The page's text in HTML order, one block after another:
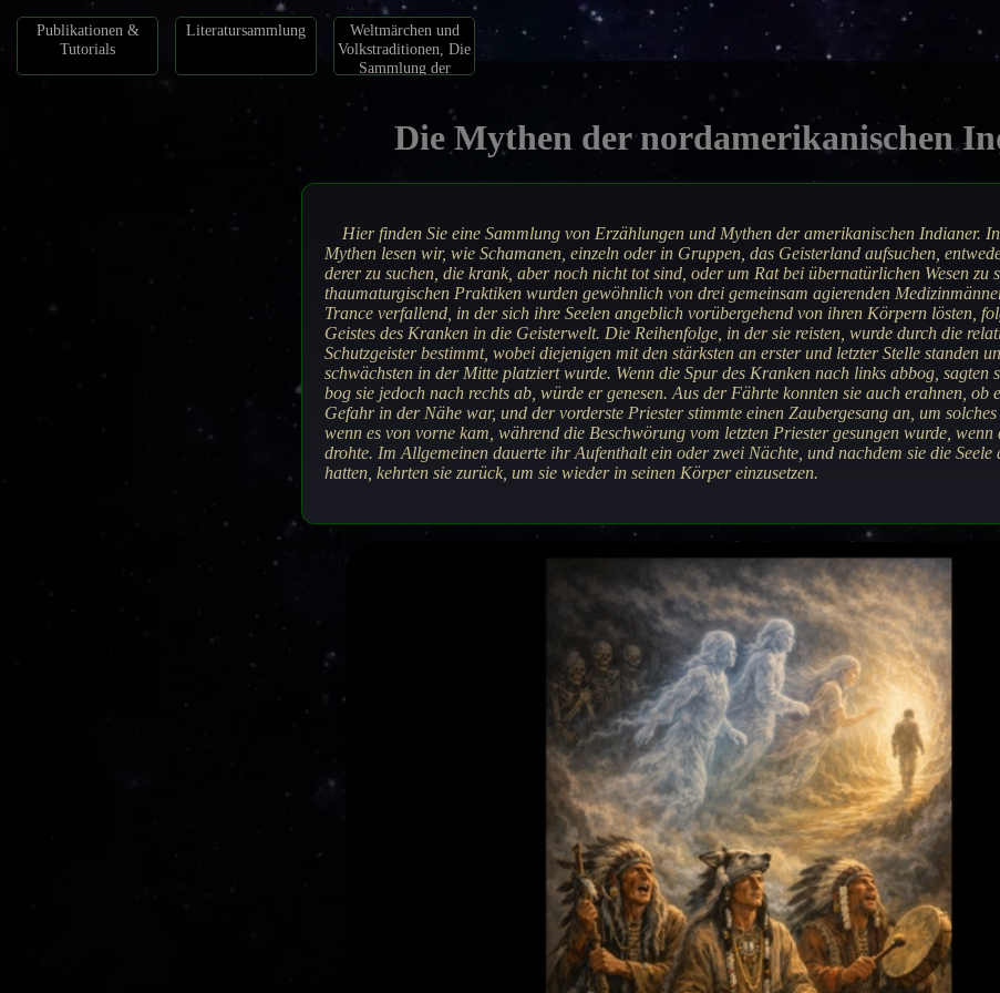
Publikationen &
Tutorials
Literatursammlung
Weltmärchen und
Volkstraditionen, Die
Sammlung der
Die Mythen der nordamerikanischen
Hier finden Sie eine Sammlung von Erzählungen und Mythen der amerikanischen Indianer.
Mythen lesen wir, wie Schamanen, einzeln oder in Gruppen, das Geisterland aufsuchen,
derer zu suchen, die krank, aber noch nicht tot sind, oder um Rat bei übernatürlichen Wesen zu
thaumaturgischen Praktiken wurden gewöhnlich von drei gemeinsam agierenden
Trance verfallend, in der sich ihre Seelen angeblich vorübergehend von ihren Körpern lösten,
Geistes des Kranken in die Geisterwelt. Die Reihenfolge, in der sie reisten, wurde durch die
Schutzgeister bestimmt, wobei diejenigen mit den stärksten an erster und letzter Stelle standen
schwächsten in der Mitte platziert wurde. Wenn die Spur des Kranken nach links abbog, sagten
bog sie jedoch nach rechts ab, würde er genesen. Aus der Fährte konnten sie auch erahnen, ob
Gefahr in der Nähe war, und der vorderste Priester stimmte einen Zaubergesang an, um
wenn es von vorne kam, während die Beschwörung vom letzten Priester gesungen wurde,
drohte. Im Allgemeinen dauerte ihr Aufenthalt ein oder zwei Nächte, und nachdem sie die Seele
hatten, kehrten sie zurück, um sie wieder in seinen Körper einzusetzen.